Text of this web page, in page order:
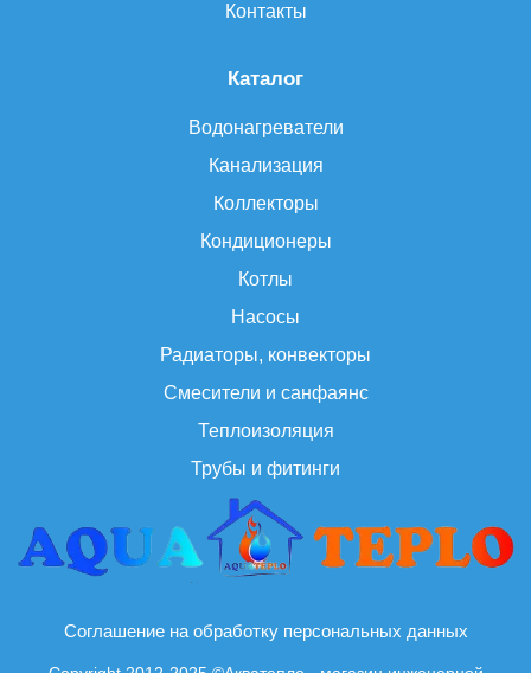
Каталог
Водонагреватели
Канализация
Коллекторы
Кондиционеры
Котлы
Насосы
Радиаторы, конвекторы
Смесители и санфаянс
Теплоизоляция
Трубы и фитинги
Контакты
Соглашение на обработку персональных данных